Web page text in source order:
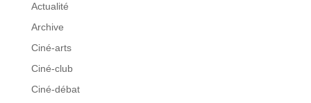
Actualité
Archive
Ciné-arts
Ciné-club
Ciné-débat